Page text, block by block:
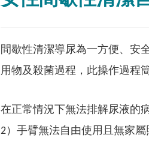
間歇性清潔導尿為一方便、安
用物及殺菌過程，此操作過程
在正常情況下無法排解尿液的
2）手臂無法自由使用且無家